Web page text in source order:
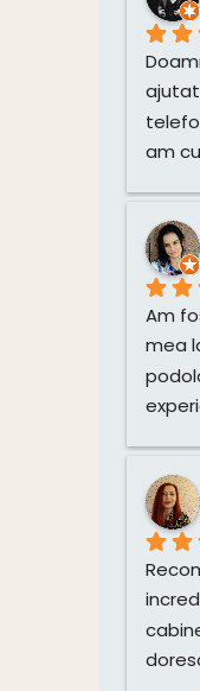
am
Am
mea
este